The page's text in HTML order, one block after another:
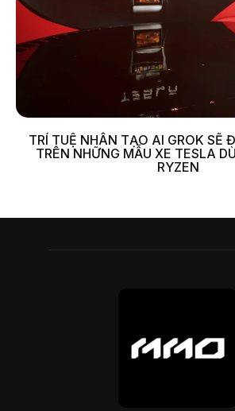
TRÍ TUỆ NHÂN TẠO AI GROK SẼ
TRÊN NHỮNG MẪU XE TESLA
RYZEN